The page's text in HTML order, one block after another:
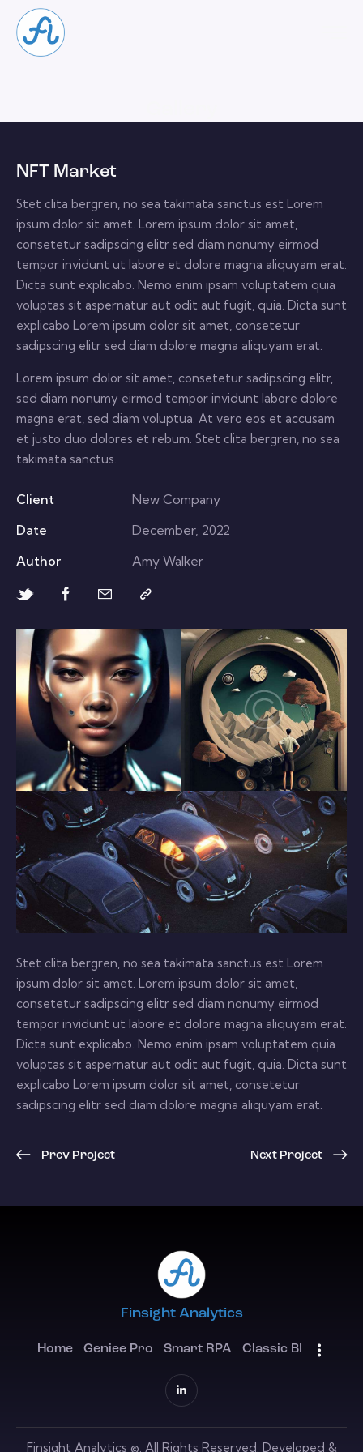
NFT Market
Stet clita bergren, no sea takimata sanctus est Lorem
ipsum dolor sit amet. Lorem ipsum dolor sit amet,
consetetur sadipscing elitr sed diam nonumy eirmod
tempor invidunt ut labore et dolore magna aliquyam erat.
Dicta sunt explicabo. Nemo enim ipsam voluptatem quia
voluptas sit aspernatur aut odit aut fugit, quia. Dicta sunt
explicabo Lorem ipsum dolor sit amet, consetetur
sadipscing elitr sed diam dolore magna aliquyam erat.
Lorem ipsum dolor sit amet, consetetur sadipscing elitr,
sed diam nonumy eirmod tempor invidunt labore dolore
magna erat, sed diam voluptua. At vero eos et accusam
et justo duo dolores et rebum. Stet clita bergren, no sea
takimata sanctus.
Client
New Company
Date
December, 2022
Author
Amy Walker
Stet clita bergren, no sea takimata sanctus est Lorem
ipsum dolor sit amet. Lorem ipsum dolor sit amet,
consetetur sadipscing elitr sed diam nonumy eirmod
tempor invidunt ut labore et dolore magna aliquyam erat.
Dicta sunt explicabo. Nemo enim ipsam voluptatem quia
voluptas sit aspernatur aut odit aut fugit, quia. Dicta sunt
explicabo Lorem ipsum dolor sit amet, consetetur
sadipscing elitr sed diam dolore magna aliquyam erat.
Prev Project Next Project
Finsight Analytics
Home Geniee Pro Smart RPA Classic BI
Finsight Analytics ©. All Rights Reserved. Developed &